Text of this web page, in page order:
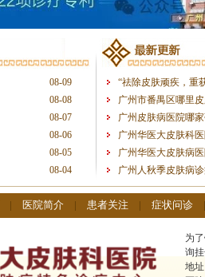
08-09
08-08
08-07
08-06
08-05
08-04
“祛除皮肤顽疾，重
广州市番禺区哪里
广州皮肤病医院哪
广州华医大皮肤科
广州华医大皮肤病
广州人秋季皮肤病
| 医院简介 | 患者关注 | 症状问诊
为
询
地